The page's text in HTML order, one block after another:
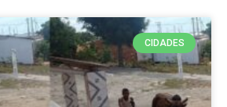
CIDADES